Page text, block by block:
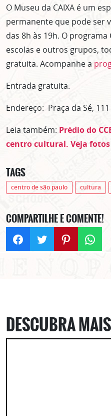
O Museu da CAIXA é um
permanente que pode ser
das 8h às 19h. O
escolas e outros grupos,
gratuita. Acompanhe a
Entrada gratuita.
Endereço: Praça da Sé, 111
Leia também: Prédio do
centro cultural. Veja
TAGS
centro de são paulo cultura
COMPARTILHE E COMENTE!
DESCUBRA MAIS